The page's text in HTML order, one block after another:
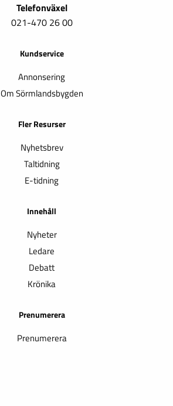
Telefonväxel
021-470 26 00
Kundservice
Annonsering
Om Sörmlandsbygden
Fler Resurser
Nyhetsbrev
Taltidning
E-tidning
Innehåll
Nyheter
Ledare
Debatt
Krönika
Prenumerera
Prenumerera